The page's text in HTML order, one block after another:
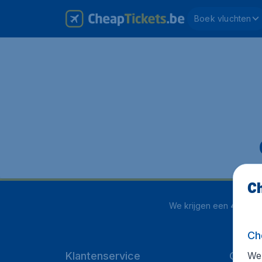
Boek vluchten
We krijgen een 4.1 uit 5
Klantenservice